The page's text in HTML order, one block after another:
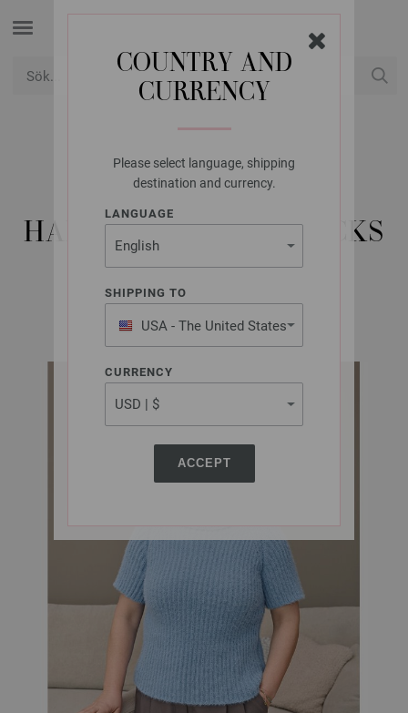
COUNTRY AND
CURRENCY
Please select language, shipping
destination and currency.
LANGUAGE
SHIPPING TO
USA - The United States
of America
CURRENCY
ACCEPT
LANA GROSSA
RAGLANPULLOVER
HALVÄRMAR COSY SOCKS
Cosy Socks & More Booklet | Modell 4